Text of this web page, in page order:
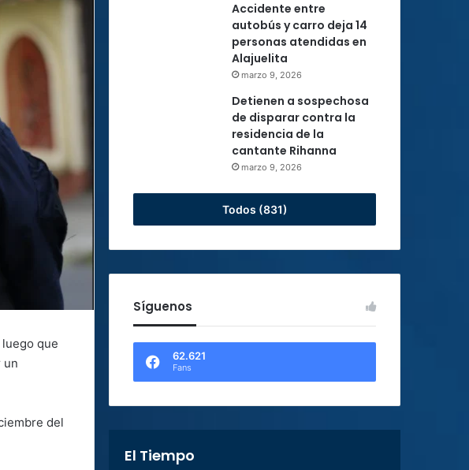
que
un
del
Accidente entre
autobús y carro deja 14
personas atendidas en
Alajuelita
marzo 9, 2026
Detienen a sospechosa
de disparar contra la
residencia de la
cantante Rihanna
marzo 9, 2026
Todos (831)
Síguenos
62.621
Fans
El Tiempo